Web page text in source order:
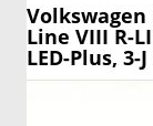
Line VIII R-
LED-Plus, 3-